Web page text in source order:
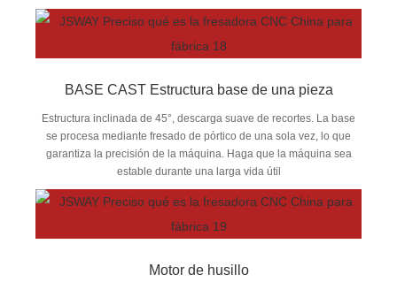
BASE CAST Estructura base de una pieza
Estructura inclinada de 45°, descarga suave de recortes. La base
se procesa mediante fresado de pórtico de una sola vez, lo que
garantiza la precisión de la máquina. Haga que la máquina sea
estable durante una larga vida útil
Motor de husillo